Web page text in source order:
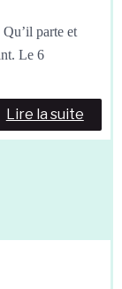
parte et
Le 6
Lire la suite